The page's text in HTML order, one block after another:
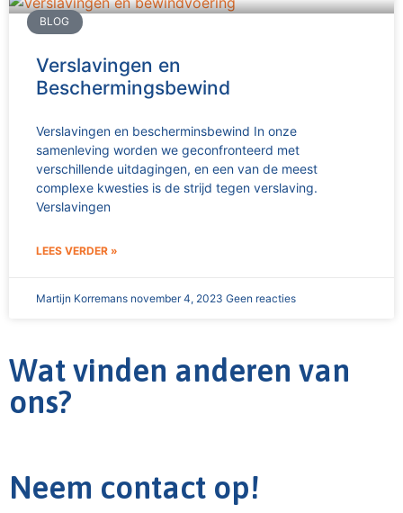
BLOG
Verslavingen en
Beschermingsbewind
Verslavingen en bescherminsbewind In onze
samenleving worden we geconfronteerd met
verschillende uitdagingen, en een van de meest
complexe kwesties is de strijd tegen verslaving.
Verslavingen
LEES VERDER »
Martijn Korremans november 4, 2023 Geen reacties
Wat vinden anderen van
ons?
Neem contact op!